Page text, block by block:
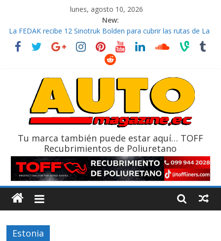
lunes, agosto 10, 2026
New:
La FEDAK recibe 12 Sinotruk Bolden para cubrir las rutas de La
Vuelta
El costo de tener un vehículo gana protagonismo a la hora de
¿Qué puede pasar con tu vehículo si permanece varios días sin
La Vuelta al Ecuador 2026, edición 47ª, recorre 7 provincias en 8
Tu marca también puede estar aquí… TOFF
Recubrimientos de Poliuretano
Estonia